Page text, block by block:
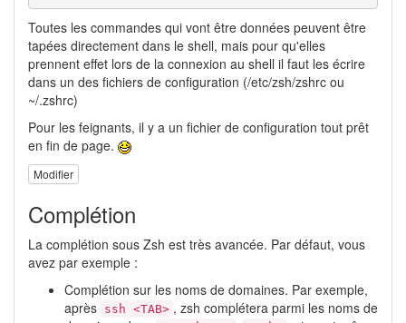
Toutes les commandes qui vont être données peuvent être
tapées directement dans le shell, mais pour qu'elles
prennent effet lors de la connexion au shell il faut les écrire
dans un des fichiers de configuration (/etc/zsh/zshrc ou
~/.zshrc)
Pour les feignants, il y a un fichier de configuration tout prêt
en fin de page.
Modifier
Complétion
La complétion sous Zsh est très avancée. Par défaut, vous
avez par exemple :
Complétion sur les noms de domaines. Par exemple,
après ssh <TAB> , zsh complétera parmi les noms de